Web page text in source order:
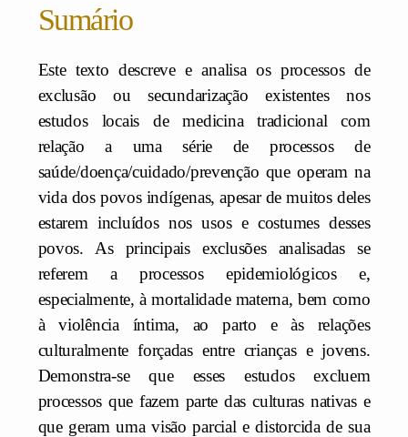
Sumário
Este texto descreve e analisa os processos de
exclusão ou secundarização existentes nos
estudos locais de medicina tradicional com
relação a uma série de processos de
saúde/doença/cuidado/prevenção que operam na
vida dos povos indígenas, apesar de muitos deles
estarem incluídos nos usos e costumes desses
povos. As principais exclusões analisadas se
referem a processos epidemiológicos e,
especialmente, à mortalidade materna, bem como
à violência íntima, ao parto e às relações
culturalmente forçadas entre crianças e jovens.
Demonstra-se que esses estudos excluem
processos que fazem parte das culturas nativas e
que geram uma visão parcial e distorcida de sua